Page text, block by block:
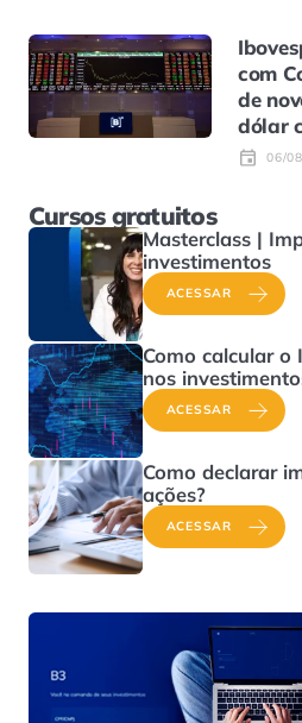
com
de
dólar
06/
Cursos gratuitos
Masterclass |
investimentos
ACESSAR
Como calcular o
nos
ACESSAR
Como declarar
ações?
ACESSAR